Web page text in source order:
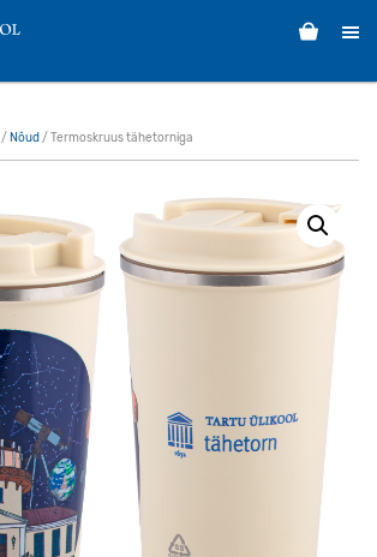
/ Nõud / Termoskruus tähetorniga